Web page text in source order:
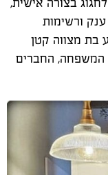
ורשימות
בת מצווה קטן
החברים